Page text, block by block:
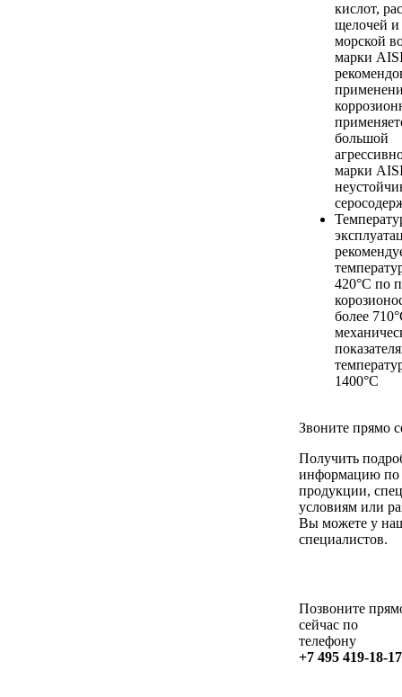
кислот,
щелочей и
морской
марки
большой
марки
420°С по
более
1400°С
Звоните прямо
Получить
информацию по
продукции,
условиям или
Вы можете у
специалистов.
Позвоните
сейчас по
телефону
+7 495 419-18-17